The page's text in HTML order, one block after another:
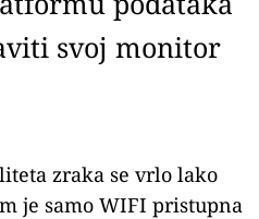
svoj monitor
zraka se vrlo lako
je samo WIFI pristupna